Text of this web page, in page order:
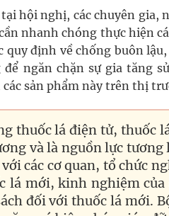
hội nghị, các chuyên gia,
nhanh chóng thực hiện
định về chống buôn lậu,
ngăn chặn sự gia tăng
sản phẩm này trên thị
thuốc lá điện tử, thuốc
và là nguồn lực tương
các cơ quan, tổ chức
lá mới, kinh nghiệm của
đối với thuốc lá mới.